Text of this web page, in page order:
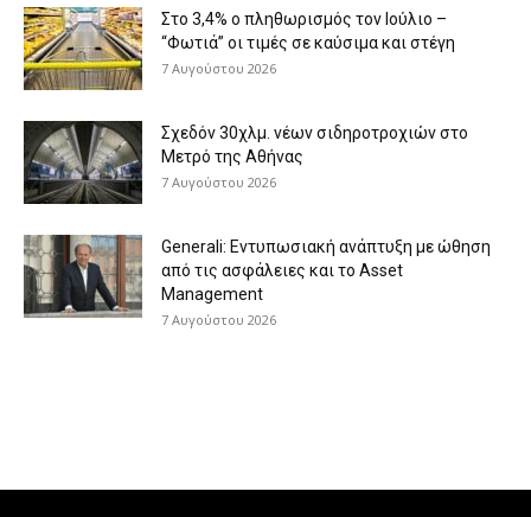
Στο 3,4% ο πληθωρισμός τον Ιούλιο –
“Φωτιά” οι τιμές σε καύσιμα και στέγη
7 Αυγούστου 2026
Σχεδόν 30χλμ. νέων σιδηροτροχιών στο
Μετρό της Αθήνας
7 Αυγούστου 2026
Generali: Eντυπωσιακή ανάπτυξη με ώθηση
από τις ασφάλειες και το Asset
Management
7 Αυγούστου 2026